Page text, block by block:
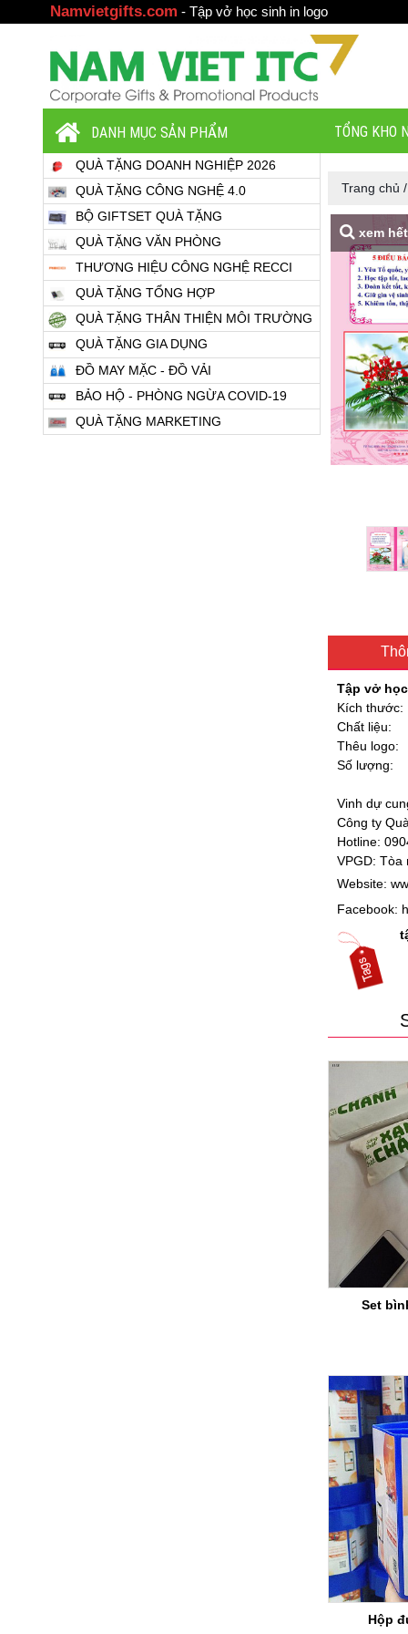
Namvietgifts.com - Tập vở học sinh in logo
TỔNG KHO
DANH MỤC SẢN PHẨM
QUÀ TẶNG DOANH NGHIỆP 2026
QUÀ TẶNG CÔNG NGHỆ 4.0
BỘ GIFTSET QUÀ TẶNG
QUÀ TẶNG VĂN PHÒNG
THƯƠNG HIỆU CÔNG NGHỆ RECCI
QUÀ TẶNG TỔNG HỢP
QUÀ TẶNG THÂN THIỆN MÔI TRƯỜNG
QUÀ TẶNG GIA DỤNG
ĐỒ MAY MẶC - ĐỒ VẢI
BẢO HỘ - PHÒNG NGỪA COVID-19
QUÀ TẶNG MARKETING
Trang chủ
xem hết
Tập vở
Kích thước:
Chất liệu:
Thêu logo:
Số lượng:
Vinh dự
Công ty
Hotline:
VPGD: Tòa
Website:
Facebook:
Set
Hộp